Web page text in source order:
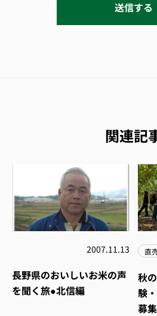
関連記
2007.11.13
長野県のおいしいお米の声
を聞く旅●北信編
直
秋
験
募集